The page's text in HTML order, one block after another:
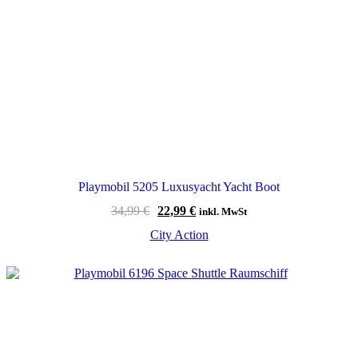
Playmobil 5205 Luxusyacht Yacht Boot
34,99€ Ursprünglicher
war:
22,99 €Aktueller
ist:
inkl. MwSt
City Action